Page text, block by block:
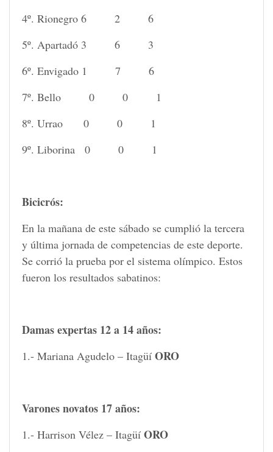
4º. Rionegro 6 2 6
5º. Apartadó 3 6 3
6º. Envigado 1 7 6
7º. Bello 0 0 1
8º. Urrao 0 0 1
9º. Liborina 0 0 1
Bicicrós:
En la mañana de este sábado se cumplió la tercera
y última jornada de competencias de este deporte.
Se corrió la prueba por el sistema olímpico. Estos
fueron los resultados sabatinos:
Damas expertas 12 a 14 años:
1.- Mariana Agudelo – Itagüí ORO
Varones novatos 17 años:
1.- Harrison Vélez – Itagüí ORO